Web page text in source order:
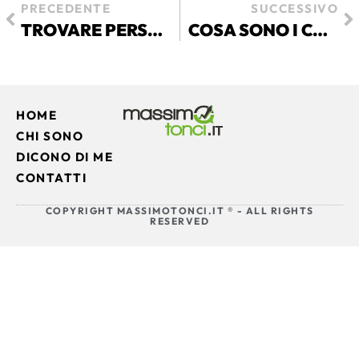
PRECEDENTE
TROVARE PERSONALE NELLE PMI: 5 STRATEGIE PRATICHE PER NON RESTARE SEMPRE IN EMERGENZA
SUCCESSIVO
COSA SONO I COSTI FISSI PER UNA PMI E COME RIDURLI
HOME
CHI SONO
DICONO DI ME
CONTATTI
COPYRIGHT MASSIMOTONCI.IT ® - ALL RIGHTS
RESERVED